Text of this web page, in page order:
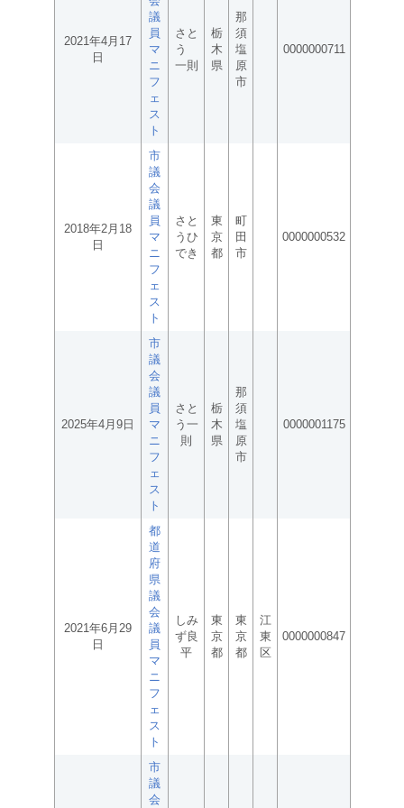
2021年4月17
日
議
員
マ
ニ
フ
ェ
ス
ト
さと
う
一則
栃
木
県
那
須
塩
原
市
0000000711
2018年2月18
日
市
議
会
議
員
マ
ニ
フ
ェ
ス
ト
さと
うひ
でき
東
京
都
町
田
市
0000000532
2025年4月9日
市
議
会
議
員
マ
ニ
フ
ェ
ス
ト
さと
う一
則
栃
木
県
那
須
塩
原
市
0000001175
2021年6月29
日
都
道
府
県
議
会
議
員
マ
ニ
フ
ェ
ス
ト
しみ
ず良
平
東
京
都
東
京
都
江
東
区
0000000847
市
議
会